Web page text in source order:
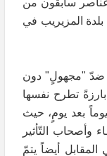
المزيريب في
ضدّ "مجهولٍ" دون
تطرح نفسها
بعد يومٍ، حيث
التّأثير
أيضاً يتمّ